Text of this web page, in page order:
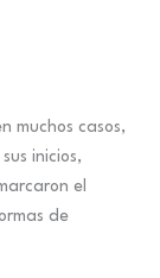
muchos casos,
inicios,
el
de